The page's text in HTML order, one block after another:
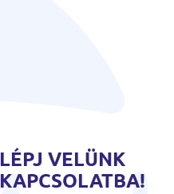
LÉPJ VELÜNK
KAPCSOLATBA!